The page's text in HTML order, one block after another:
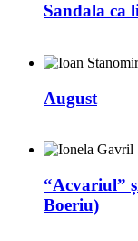
Sandala ca
August
“Acvariul”
Boeriu)